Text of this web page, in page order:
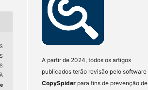
A partir de 2024, todos os artigos
publicados terão revisão pelo software
CopySpider para fins de prevenção de